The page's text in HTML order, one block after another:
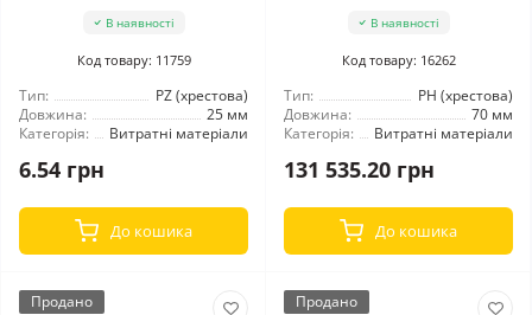
В наявності
Код товару: 11759
Тип:
PZ (хрестова)
Довжина:
25 мм
Категорія:
Витратні матеріали
6.54 грн
До кошика
В наявності
Код товару: 16262
Тип:
РН (хрестова)
Довжина:
70 мм
Категорія:
Витратні матеріали
131 535.20 грн
До кошика
Продано Продано